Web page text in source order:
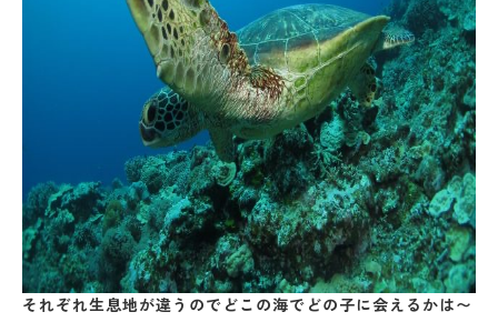
それぞれ生息地が違うのでどこの海でどの子に会えるかは〜